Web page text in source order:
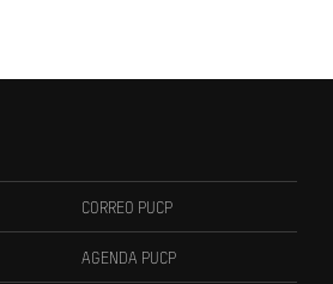
CORREO PUCP
AGENDA PUCP